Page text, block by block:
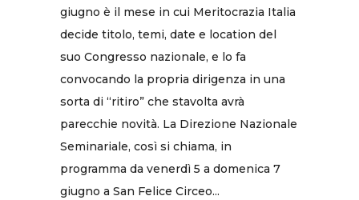
giugno è il mese in cui Meritocrazia Italia
decide titolo, temi, date e location del
suo Congresso nazionale, e lo fa
convocando la propria dirigenza in una
sorta di “ritiro” che stavolta avrà
parecchie novità. La Direzione Nazionale
Seminariale, così si chiama, in
programma da venerdì 5 a domenica 7
giugno a San Felice Circeo...